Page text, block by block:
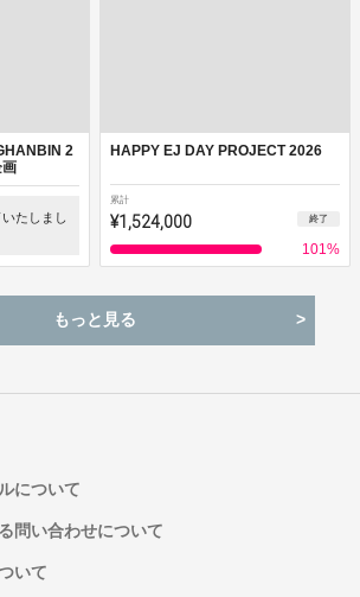
2
たしまし
HAPPY EJ DAY PROJECT 2026
累計
¥1,524,000 終了
101%
もっと見る
について
問い合わせについて
いて